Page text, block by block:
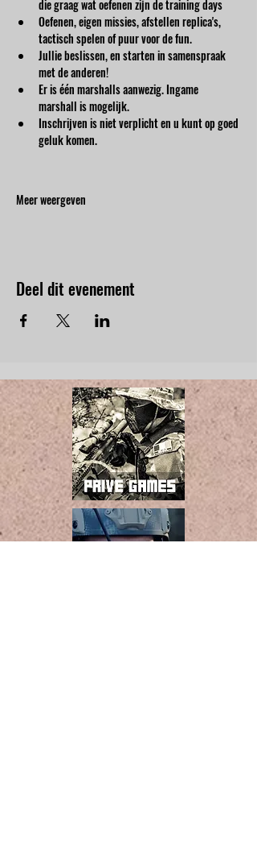
die graag wat oefenen zijn de training days
Oefenen, eigen missies, afstellen replica's,
tactisch spelen of puur voor de fun.
Jullie beslissen, en starten in samenspraak
met de anderen!
Er is één marshalls aanwezig. Ingame
marshall is mogelijk.
Inschrijven is niet verplicht en u kunt op goed
geluk komen.
Meer weergeven
Deel dit evenement